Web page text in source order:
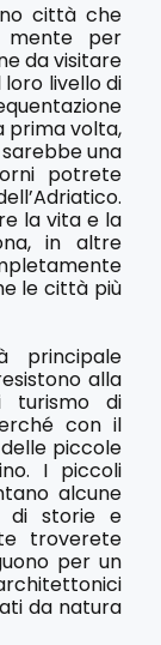
città che
mente per
da visitare
loro livello di
prima volta,
una
potrete
la vita e la
in altre
le città più
principale
alla
turismo di
con il
piccole
I piccoli
alcune
di storie e
troverete
per un
da natura